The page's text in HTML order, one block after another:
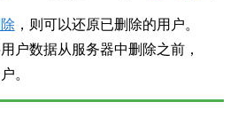
，则可以还原已删除的用户。
户数据从服务器中删除之前，
。